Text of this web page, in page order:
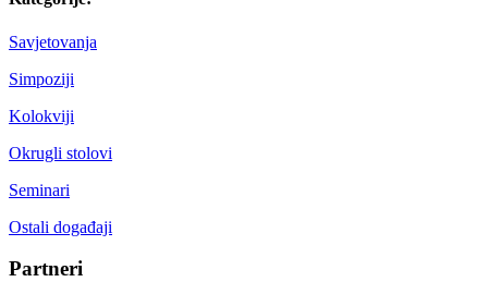
Savjetovanja
Simpoziji
Kolokviji
Okrugli stolovi
Seminari
Ostali događaji
Partneri